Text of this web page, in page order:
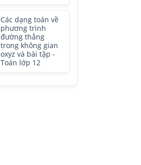
Các dạng toán về
phương trình
đường thẳng
trong không gian
oxyz và bài tập -
Toán lớp 12